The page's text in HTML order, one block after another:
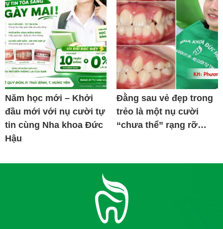
Năm học mới – Khởi
đầu mới với nụ cười tự
tin cùng Nha khoa Đức
Hậu
Đằng sau vẻ đẹp trong
trẻo là một nụ cười
“chưa thể” rạng rỡ…